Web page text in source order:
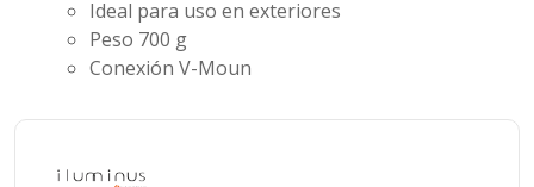
Ideal para uso en exteriores
Peso 700 g
Conexión V-Moun